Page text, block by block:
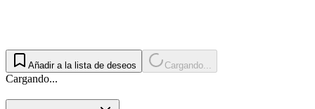
Añadir a la lista de deseos Cargando...
Cargando...